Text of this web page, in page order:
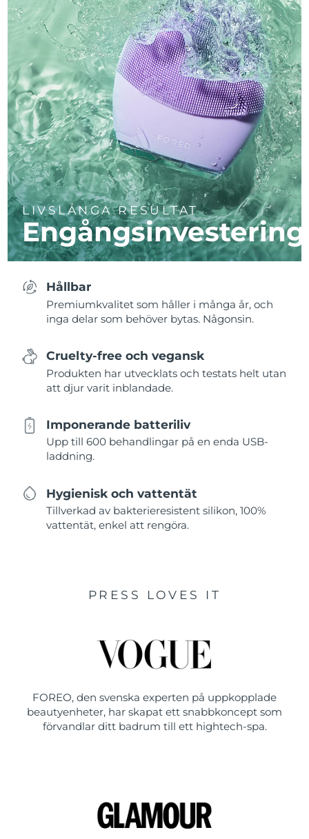
LIVSLÅNGA RESULTAT
Engångsinvestering
Hållbar
Premiumkvalitet som håller i många år, och
inga delar som behöver bytas. Någonsin.
Cruelty-free och vegansk
Produkten har utvecklats och testats helt utan
att djur varit inblandade.
Imponerande batteriliv
Upp till 600 behandlingar på en enda USB-
laddning.
Hygienisk och vattentät
Tillverkad av bakterieresistent silikon, 100%
vattentät, enkel att rengöra.
PRESS LOVES IT
FOREO, den svenska experten på uppkopplade
beautyenheter, har skapat ett snabbkoncept som
förvandlar ditt badrum till ett hightech-spa.